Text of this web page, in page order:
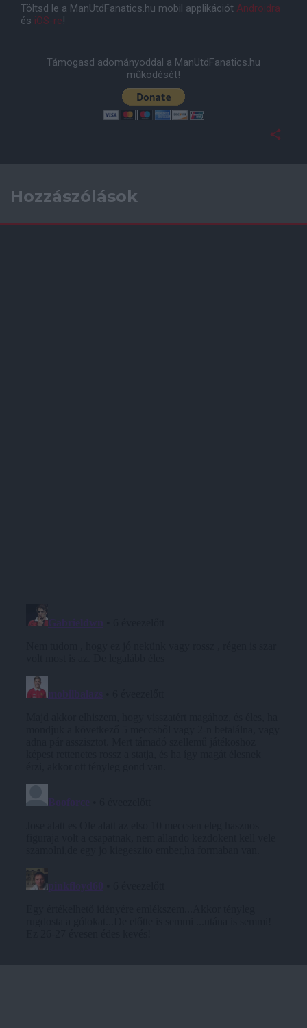
Töltsd le a ManUtdFanatics.hu mobil applikációt Androidra
és iOS-re!
Támogasd adományoddal a ManUtdFanatics.hu
működését!
Hozzászólások